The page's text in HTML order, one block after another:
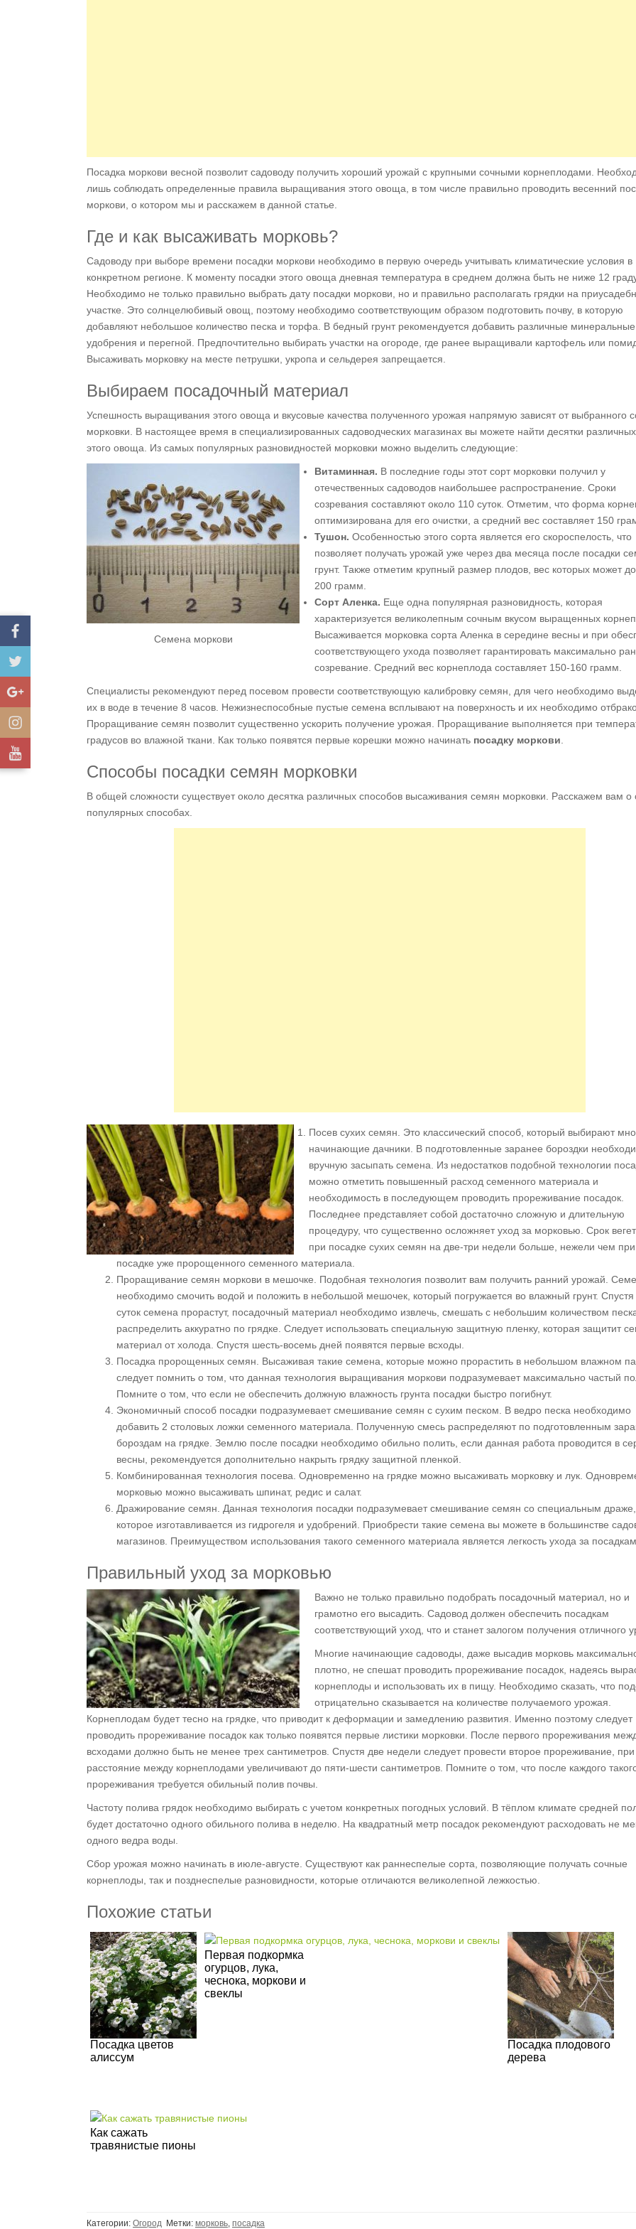
Посадка моркови весной позволит садоводу получить хороший урожай с крупными сочными корнеплодами.
лишь соблюдать определенные правила выращивания этого овоща, в том числе правильно проводить весенний
моркови, о котором мы и расскажем в данной статье.
Где и как высаживать морковь?
Садоводу при выборе времени посадки моркови необходимо в первую очередь учитывать климатические условия в
конкретном регионе. К моменту посадки этого овоща дневная температура в среднем должна быть не ниже 12
Необходимо не только правильно выбрать дату посадки моркови, но и правильно располагать грядки на
участке. Это солнцелюбивый овощ, поэтому необходимо соответствующим образом подготовить почву, в которую
добавляют небольшое количество песка и торфа. В бедный грунт рекомендуется добавить различные минеральные
удобрения и перегной. Предпочтительно выбирать участки на огороде, где ранее выращивали картофель или
Высаживать морковку на месте петрушки, укропа и сельдерея запрещается.
Выбираем посадочный материал
Успешность выращивания этого овоща и вкусовые качества полученного урожая напрямую зависят от выбранного
морковки. В настоящее время в специализированных садоводческих магазинах вы можете найти десятки
этого овоща. Из самых популярных разновидностей морковки можно выделить следующие:
Семена моркови
Витаминная. В последние годы этот сорт морковки получил у
отечественных садоводов наибольшее распространение. Сроки
созревания составляют около 110 суток. Отметим, что форма
оптимизирована для его очистки, а средний вес составляет 150
Тушон. Особенностью этого сорта является его скороспелость, что
позволяет получать урожай уже через два месяца после посадки
грунт. Также отметим крупный размер плодов, вес которых может
200 грамм.
Сорт Аленка. Еще одна популярная разновидность, которая
характеризуется великолепным сочным вкусом выращенных
Высаживается морковка сорта Аленка в середине весны и при
соответствующего ухода позволяет гарантировать максимально
созревание. Средний вес корнеплода составляет 150-160 грамм.
Специалисты рекомендуют перед посевом провести соответствующую калибровку семян, для чего необходимо
их в воде в течение 8 часов. Нежизнеспособные пустые семена всплывают на поверхность и их необходимо
Проращивание семян позволит существенно ускорить получение урожая. Проращивание выполняется при
градусов во влажной ткани. Как только появятся первые корешки можно начинать посадку моркови
Способы посадки семян морковки
В общей сложности существует около десятка различных способов высаживания семян морковки. Расскажем вам
популярных способах.
Посев сухих семян. Это классический способ, который выбирают
начинающие дачники. В подготовленные заранее бороздки
вручную засыпать семена. Из недостатков подобной технологии
можно отметить повышенный расход семенного материала и
необходимость в последующем проводить прореживание посадок.
Последнее представляет собой достаточно сложную и длительную
процедуру, что существенно осложняет уход за морковью. Срок
при посадке сухих семян на две-три недели больше, нежели чем при
посадке уже пророщенного семенного материала.
Проращивание семян моркови в мешочке. Подобная технология позволит вам получить ранний урожай.
необходимо смочить водой и положить в небольшой мешочек, который погружается во влажный грунт.
суток семена прорастут, посадочный материал необходимо извлечь, смешать с небольшим количеством
распределить аккуратно по грядке. Следует использовать специальную защитную пленку, которая защитит
материал от холода. Спустя шесть-восемь дней появятся первые всходы.
Посадка пророщенных семян. Высаживая такие семена, которые можно прорастить в небольшом влажном
следует помнить о том, что данная технология выращивания моркови подразумевает максимально частый
Помните о том, что если не обеспечить должную влажность грунта посадки быстро погибнут.
Экономичный способ посадки подразумевает смешивание семян с сухим песком. В ведро песка необходимо
добавить 2 столовых ложки семенного материала. Полученную смесь распределяют по подготовленным
бороздам на грядке. Землю после посадки необходимо обильно полить, если данная работа проводится в
весны, рекомендуется дополнительно накрыть грядку защитной пленкой.
Комбинированная технология посева. Одновременно на грядке можно высаживать морковку и лук.
морковью можно высаживать шпинат, редис и салат.
Дражирование семян. Данная технология посадки подразумевает смешивание семян со специальным драже,
которое изготавливается из гидрогеля и удобрений. Приобрести такие семена вы можете в большинстве
магазинов. Преимуществом использования такого семенного материала является легкость ухода за
Правильный уход за морковью
Важно не только правильно подобрать посадочный материал, но и
грамотно его высадить. Садовод должен обеспечить посадкам
соответствующий уход, что и станет залогом получения отличного
Многие начинающие садоводы, даже высадив морковь
плотно, не спешат проводить прореживание посадок, надеясь
корнеплоды и использовать их в пищу. Необходимо сказать, что
отрицательно сказывается на количестве получаемого урожая.
Корнеплодам будет тесно на грядке, что приводит к деформации и замедлению развития. Именно поэтому следует
проводить прореживание посадок как только появятся первые листики морковки. После первого прореживания
всходами должно быть не менее трех сантиметров. Спустя две недели следует провести второе прореживание,
расстояние между корнеплодами увеличивают до пяти-шести сантиметров. Помните о том, что после каждого
прореживания требуется обильный полив почвы.
Частоту полива грядок необходимо выбирать с учетом конкретных погодных условий. В тёплом климате средней
будет достаточно одного обильного полива в неделю. На квадратный метр посадок рекомендуют расходовать не
одного ведра воды.
Сбор урожая можно начинать в июле-августе. Существуют как раннеспелые сорта, позволяющие получать сочные
корнеплоды, так и позднеспелые разновидности, которые отличаются великолепной лежкостью.
Похожие статьи
Посадка цветов
алиссум
Первая подкормка
огурцов, лука,
чеснока, моркови и
свеклы
Посадка плодового
дерева
Как сажать
травянистые пионы
Категории: Огород Метки: морковь посадка